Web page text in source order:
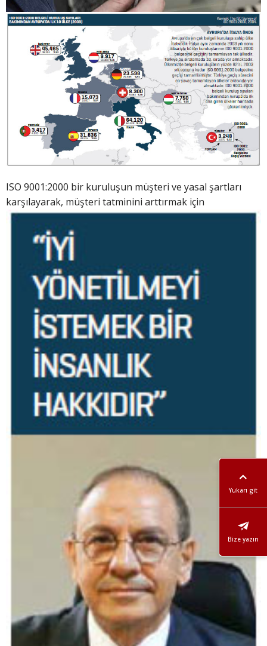
ISO 9001:2000 bir kuruluşun müşteri ve yasal şartları
karşılayarak, müşteri tatminini arttırmak için
Yukarı git
Bize yazın